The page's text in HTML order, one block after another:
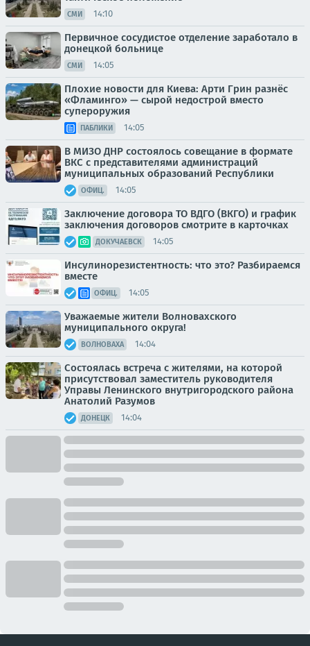
СМИ 14:10
Первичное сосудистое отделение заработало в
донецкой больнице
СМИ 14:05
Плохие новости для Киева: Арти Грин разнёс
«Фламинго» — сырой недострой вместо
супероружия
ПАБЛИКИ 14:05
В МИЗО ДНР состоялось совещание в формате
ВКС с представителями администраций
муниципальных образований Республики
ОФИЦ. 14:05
Заключение договора ТО ВДГО (ВКГО) и график
заключения договоров смотрите в карточках
ДОКУЧАЕВСК 14:05
Инсулинорезистентность: что это? Разбираемся
вместе
ОФИЦ. 14:05
Уважаемые жители Волновахского
муниципального округа!
ВОЛНОВАХА 14:04
Состоялась встреча с жителями, на которой
присутствовал заместитель руководителя
Управы Ленинского внутригородского района
Анатолий Разумов
ДОНЕЦК 14:04